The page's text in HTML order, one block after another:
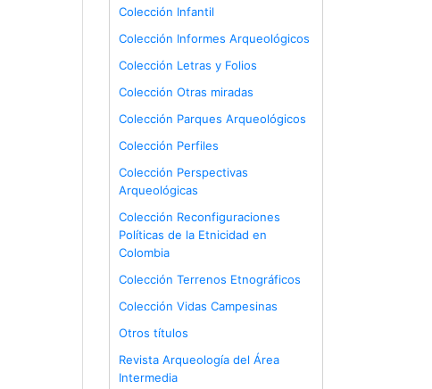
Colección Infantil
Colección Informes Arqueológicos
Colección Letras y Folios
Colección Otras miradas
Colección Parques Arqueológicos
Colección Perfiles
Colección Perspectivas
Arqueológicas
Colección Reconfiguraciones
Políticas de la Etnicidad en
Colombia
Colección Terrenos Etnográficos
Colección Vidas Campesinas
Otros títulos
Revista Arqueología del Área
Intermedia